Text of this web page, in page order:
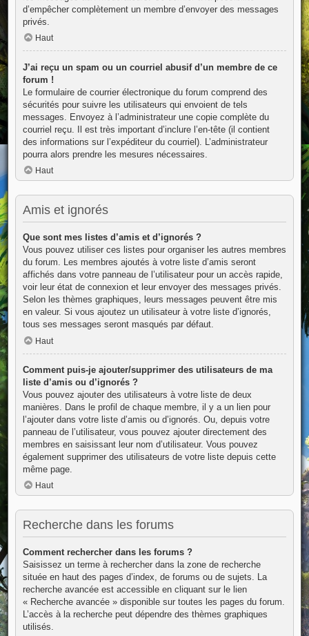
d’empêcher complètement un membre d’envoyer des messages
privés.
Haut
J’ai reçu un spam ou un courriel abusif d’un membre de ce
forum !
Le formulaire de courrier électronique du forum comprend des
sécurités pour suivre les utilisateurs qui envoient de tels
messages. Envoyez à l’administrateur une copie complète du
courriel reçu. Il est très important d’inclure l’en-tête (il contient
des informations sur l’expéditeur du courriel). L’administrateur
pourra alors prendre les mesures nécessaires.
Haut
Amis et ignorés
Que sont mes listes d’amis et d’ignorés ?
Vous pouvez utiliser ces listes pour organiser les autres membres
du forum. Les membres ajoutés à votre liste d’amis seront
affichés dans votre panneau de l’utilisateur pour un accès rapide,
voir leur état de connexion et leur envoyer des messages privés.
Selon les thèmes graphiques, leurs messages peuvent être mis
en valeur. Si vous ajoutez un utilisateur à votre liste d’ignorés,
tous ses messages seront masqués par défaut.
Haut
Comment puis-je ajouter/supprimer des utilisateurs de ma
liste d’amis ou d’ignorés ?
Vous pouvez ajouter des utilisateurs à votre liste de deux
manières. Dans le profil de chaque membre, il y a un lien pour
l’ajouter dans votre liste d’amis ou d’ignorés. Ou, depuis votre
panneau de l’utilisateur, vous pouvez ajouter directement des
membres en saisissant leur nom d’utilisateur. Vous pouvez
également supprimer des utilisateurs de votre liste depuis cette
même page.
Haut
Recherche dans les forums
Comment rechercher dans les forums ?
Saisissez un terme à rechercher dans la zone de recherche
située en haut des pages d’index, de forums ou de sujets. La
recherche avancée est accessible en cliquant sur le lien
« Recherche avancée » disponible sur toutes les pages du forum.
L’accès à la recherche peut dépendre des thèmes graphiques
utilisés.